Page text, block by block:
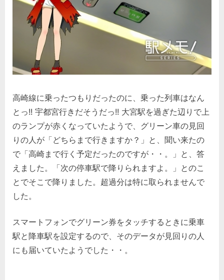
高崎線に乗ったつもりだったのに、乗った列車はなん
とっ!! 宇都宮行きだそうだっ!! 大宮駅を過ぎた辺りで上
のランプが赤くなっていたようで、グリーン車の見回
りの人が「どちらまで行きますか？」と、聞い来たの
で「高崎まで行く予定だったのですが・・。」と、答
えました。「次の停車駅で降りられますよ。」とのこ
とでそこで降りました。超過分は特に取られませんで
した。
スマートフォンでグリーン券をタッチするときに乗車
駅と降車駅を設定するので、そのデータが見回りの人
にも届いていたようでした・・。